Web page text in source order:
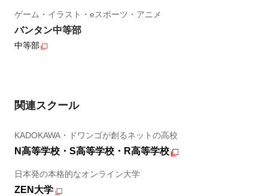
ゲーム・イラスト・eスポーツ・アニメ
バンタン中等部
中等部
関連スクール
KADOKAWA・ドワンゴが創るネットの高校
N高等学校・S高等学校・R高等学校
日本発の本格的なオンライン大学
ZEN大学